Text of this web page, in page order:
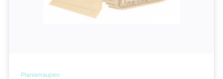
Planierraupen